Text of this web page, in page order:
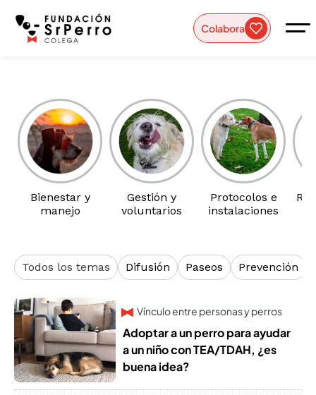
Colabora
Bienestar y
manejo
Gestión y
voluntarios
Protocolos e
instalaciones
Vínculo entre personas y perros
Adoptar a un perro para ayudar
a un niño con TEA/TDAH, ¿es
buena idea?
Todos los temas Difusión Paseos Prevención